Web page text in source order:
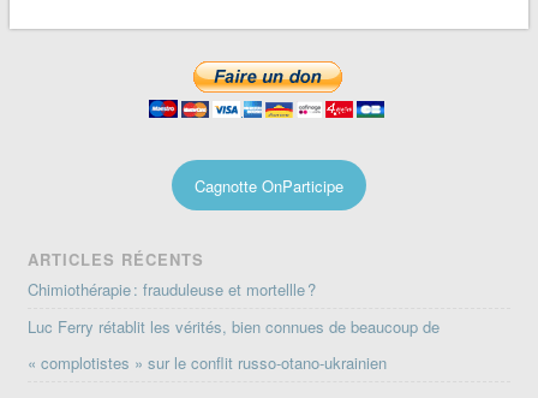
Cagnotte OnParticipe
ARTICLES RÉCENTS
Chimiothérapie : frauduleuse et mortellle ?
Luc Ferry rétablit les vérités, bien connues de beaucoup de
« complotistes » sur le conflit russo-otano-ukrainien